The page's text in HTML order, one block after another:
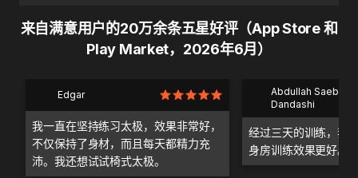
来自满意用户的20万余条五星好评（App Store 和
Play Market，2026年6月）
Edgar
我一直在坚持练习太极，效果非常好，
不仅保持了身材，而且每天都精力充
沛。我还想试试椅式太极。
Abdullah Saeb Al
Dandashi
经过三天的训练，我
身房训练效果更好。